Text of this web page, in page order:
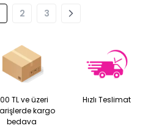
2 3
TL ve üzeri
kargo
bedava
Hızlı Teslimat